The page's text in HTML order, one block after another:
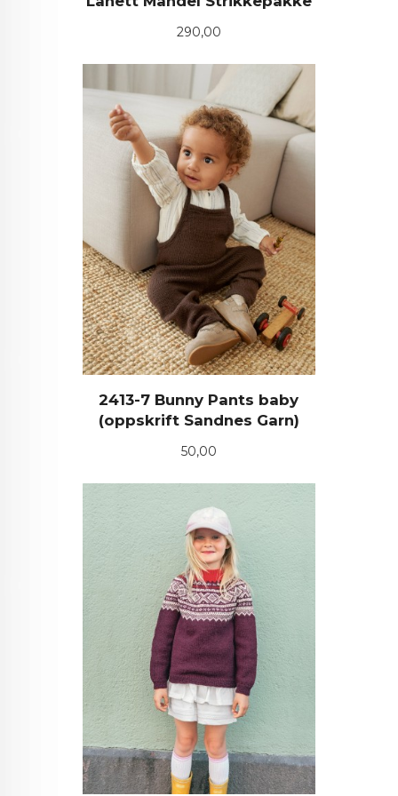
Pris
290,00
2413-7 Bunny Pants baby
(oppskrift Sandnes Garn)
Pris
50,00